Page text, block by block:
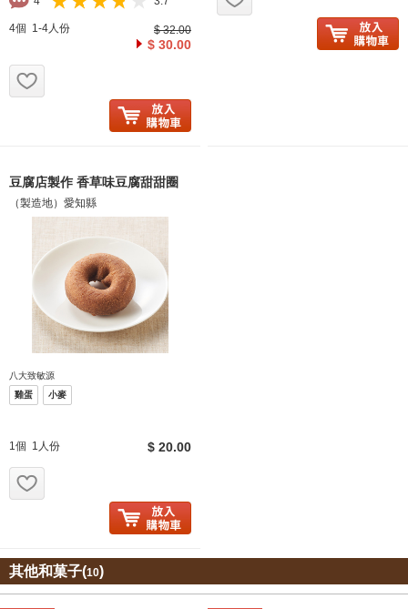
4個 1-4人份 $ 32.00
$ 30.00
豆腐店製作 香草味豆腐甜甜圈
（製造地）愛知縣
八大致敏源
雞蛋
小麥
1個 1人份 $ 20.00
其他和菓子(10)